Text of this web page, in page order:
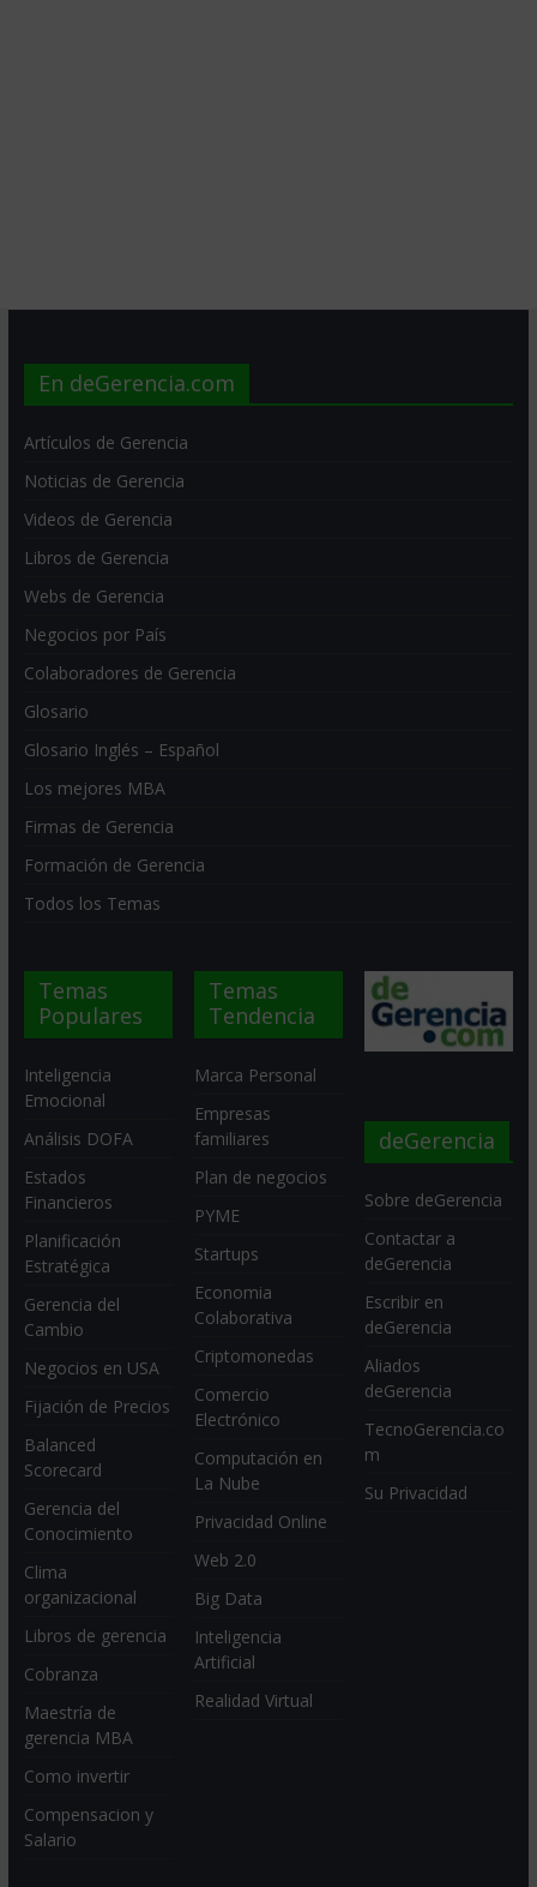
En deGerencia.com
Artículos de Gerencia
Noticias de Gerencia
Videos de Gerencia
Libros de Gerencia
Webs de Gerencia
Negocios por País
Colaboradores de Gerencia
Glosario
Glosario Inglés – Español
Los mejores MBA
Firmas de Gerencia
Formación de Gerencia
Todos los Temas
Temas
Populares
Inteligencia
Emocional
Análisis DOFA
Estados
Financieros
Planificación
Estratégica
Gerencia del
Cambio
Negocios en USA
Fijación de Precios
Balanced
Scorecard
Gerencia del
Conocimiento
Clima
organizacional
Libros de gerencia
Cobranza
Maestría de
gerencia MBA
Como invertir
Compensacion y
Salario
Temas
Tendencia
Marca Personal
Empresas
familiares
Plan de negocios
PYME
Startups
Economia
Colaborativa
Criptomonedas
Comercio
Electrónico
Computación en
La Nube
Privacidad Online
Web 2.0
Big Data
Inteligencia
Artificial
Realidad Virtual
deGerencia
Sobre deGerencia
Contactar a
deGerencia
Escribir en
deGerencia
Aliados
deGerencia
TecnoGerencia.co
m
Su Privacidad